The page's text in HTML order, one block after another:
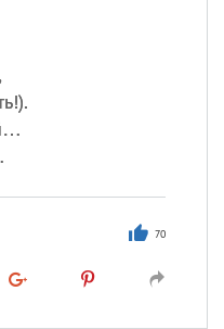
70
празднуют именины